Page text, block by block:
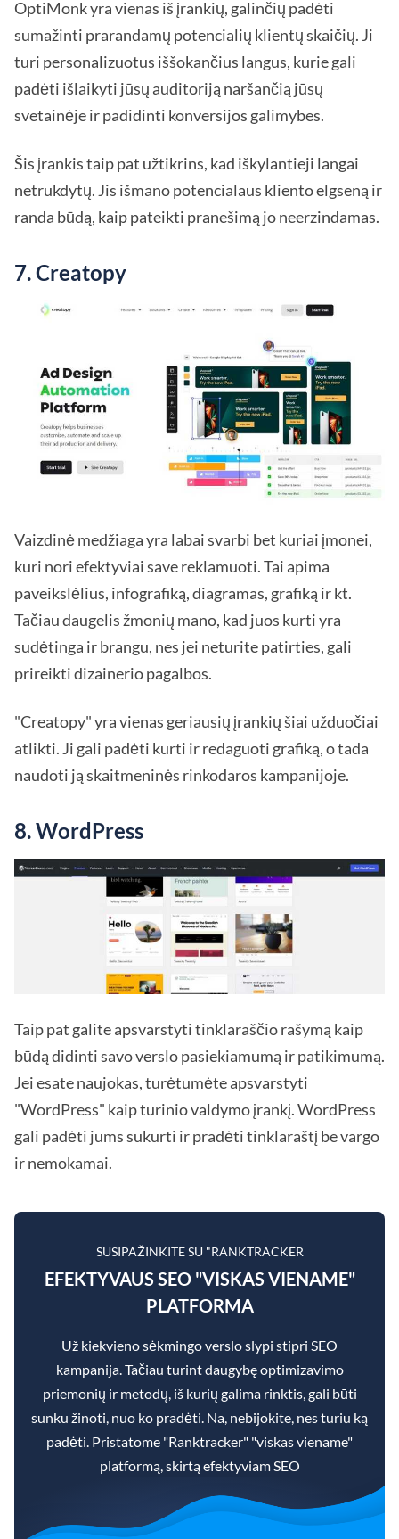
OptiMonk yra vienas iš įrankių, galinčių padėti
sumažinti prarandamų potencialių klientų skaičių. Ji
turi personalizuotus iššokančius langus, kurie gali
padėti išlaikyti jūsų auditoriją naršančią jūsų
svetainėje ir padidinti konversijos galimybes.
Šis įrankis taip pat užtikrins, kad iškylantieji langai
netrukdytų. Jis išmano potencialaus kliento elgseną ir
randa būdą, kaip pateikti pranešimą jo neerzindamas.
7. Creatopy
Vaizdinė medžiaga yra labai svarbi bet kuriai įmonei,
kuri nori efektyviai save reklamuoti. Tai apima
paveikslėlius, infografiką, diagramas, grafiką ir kt.
Tačiau daugelis žmonių mano, kad juos kurti yra
sudėtinga ir brangu, nes jei neturite patirties, gali
prireikti dizainerio pagalbos.
"Creatopy" yra vienas geriausių įrankių šiai užduočiai
atlikti. Ji gali padėti kurti ir redaguoti grafiką, o tada
naudoti ją skaitmeninės rinkodaros kampanijoje.
8. WordPress
Taip pat galite apsvarstyti tinklaraščio rašymą kaip
būdą didinti savo verslo pasiekiamumą ir patikimumą.
Jei esate naujokas, turėtumėte apsvarstyti
"WordPress" kaip turinio valdymo įrankį. WordPress
gali padėti jums sukurti ir pradėti tinklaraštį be vargo
ir nemokamai.
SUSIPAŽINKITE SU "RANKTRACKER
EFEKTYVAUS SEO "VISKAS VIENAME"
PLATFORMA
Už kiekvieno sėkmingo verslo slypi stipri SEO
kampanija. Tačiau turint daugybę optimizavimo
priemonių ir metodų, iš kurių galima rinktis, gali būti
sunku žinoti, nuo ko pradėti. Na, nebijokite, nes turiu ką
padėti. Pristatome "Ranktracker" "viskas viename"
platformą, skirtą efektyviam SEO